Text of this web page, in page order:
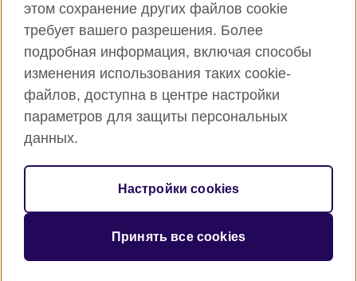
British Council глобально
Privacy and terms of use
Cookies
Карта сайта
© 2026 British Council
Международная организация Соединенного Королевства в
209131 (Англия и Уэльс) SC037733 (Шотландия)
этом сохранение других файлов cookie
требует вашего разрешения. Более
подробная информация, включая способы
изменения использования таких cookie-
файлов, доступна в центре настройки
параметров для защиты персональных
данных.
Настройки cookies
Принять все cookies